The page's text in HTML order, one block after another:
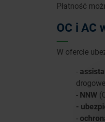
Płatność
OC i AC
W ofercie
-
- NNW
-
-